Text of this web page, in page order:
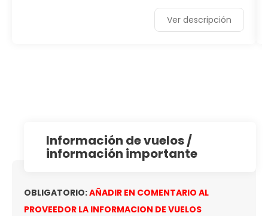
Ver descripción
información de vuelos /
información importante
OBLIGATORIO:AÑADIR EN COMENTARIO AL
PROVEEDOR LA INFORMACION DE VUELOS